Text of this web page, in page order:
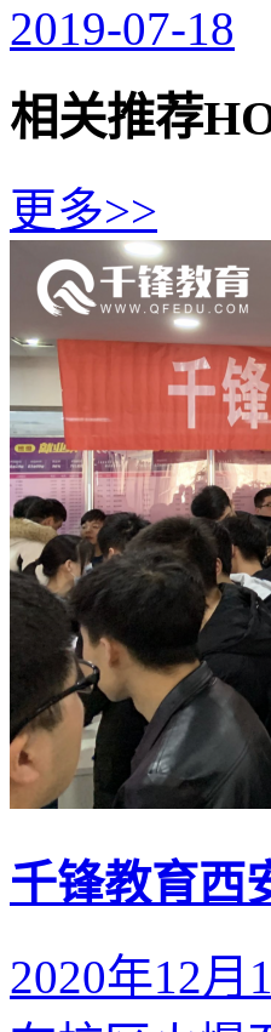
2019-07-18
相关推荐
更多>>
千锋教育西
2020年12